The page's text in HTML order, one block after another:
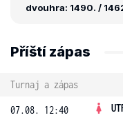
dvouhra: 1490. /
Příští zápas
Turnaj a zápas
07.08. 12:40